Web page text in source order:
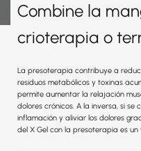
Combine la
crioterapia o
La presoterapia contribuye a
residuos metabólicos y toxinas
permite aumentar la relajación
dolores crónicos. A la inversa, si
inflamación y aliviar los dolores
del X Gel con la presoterapia es